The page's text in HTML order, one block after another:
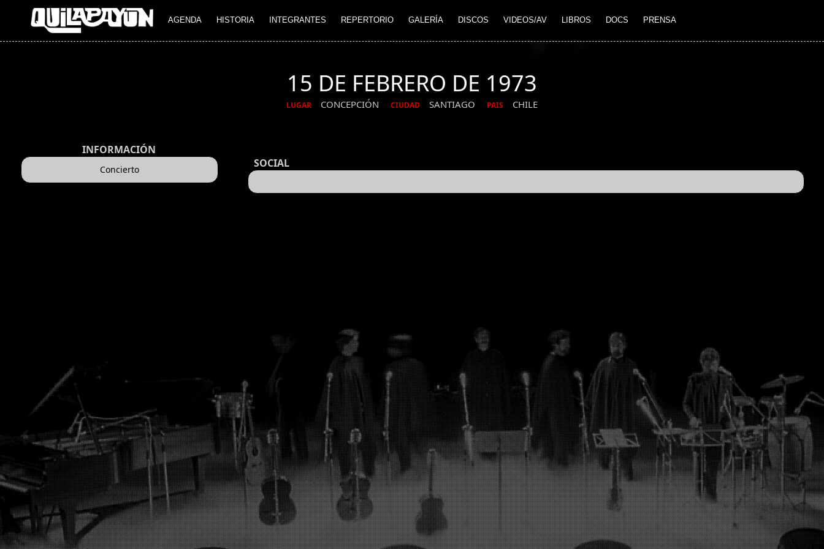
AGENDA HISTORIA INTEGRANTES REPERTORIO GALERÍA DISCOS VIDEOS/AV LIBROS DOCS PRENSA
15 DE FEBRERO DE 1973
LUGAR CONCEPCIÓN CIUDAD SANTIAGO PAIS CHILE
INFORMACIÓN
Concierto SOCIAL